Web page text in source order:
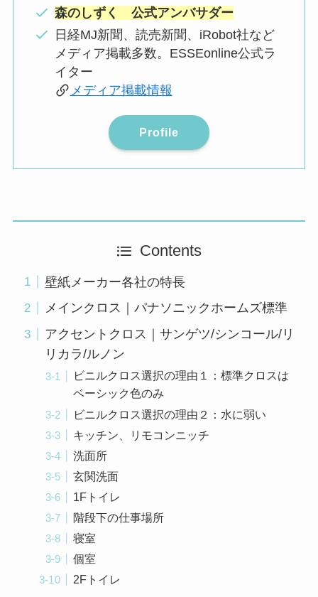
森のしずく 公式アンバサダー
日経MJ新聞、読売新聞、iRobot社など
メディア掲載多数。ESSEonline公式ラ
イター
メディア掲載情報
Profile
Contents
壁紙メーカー各社の特長
メインクロス｜パナソニックホームズ標準
アクセントクロス｜サンゲツ/シンコール/リ
リカラ/ルノン
ビニルクロス選択の理由１：標準クロスは
ベーシック色のみ
ビニルクロス選択の理由２：水に弱い
キッチン、リモコンニッチ
洗面所
玄関洗面
1Fトイレ
階段下の仕事場所
寝室
個室
2Fトイレ